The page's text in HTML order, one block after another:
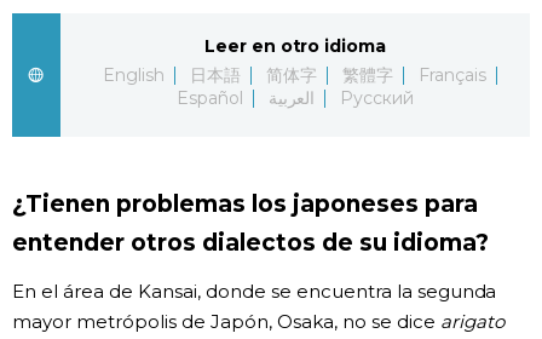
Gente
Blog
official SNS
Leer en otro idioma
English
日本語 简体字 繁體字
Français
Español
العربية Русский
¿Tienen problemas los japoneses para
entender otros dialectos de su idioma?
En el área de Kansai, donde se encuentra la segunda
mayor metrópolis de Japón, Osaka, no se dice arigato